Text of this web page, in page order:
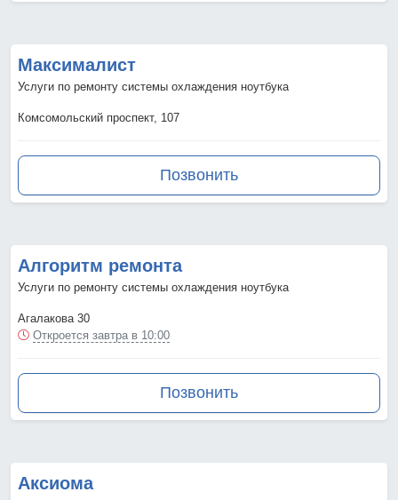
Максималист
Услуги по ремонту системы охлаждения ноутбука
Комсомольский проспект, 107
Позвонить
Алгоритм ремонта
Услуги по ремонту системы охлаждения ноутбука
Агалакова 30
Откроется завтра в 10:00
Позвонить
Аксиома